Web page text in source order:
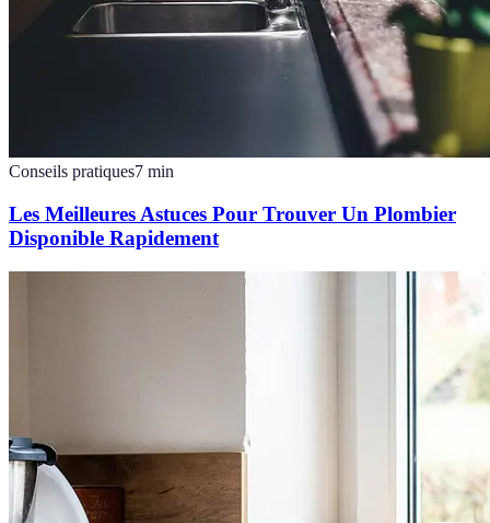
Conseils pratiques7 min
Les Meilleures Astuces Pour Trouver Un Plombier
Disponible Rapidement